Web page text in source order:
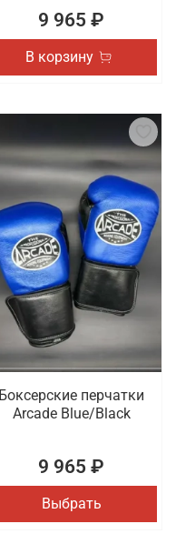
9 965 ₽
В корзину
Боксерские перчатки
Arcade Blue/Black
9 965 ₽
Выбрать